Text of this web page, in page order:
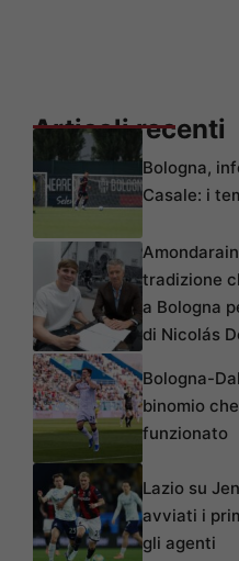
Articoli recenti
Bologna,
Casale: i
tradizione
a Bologna
di Nicolás
Bologna-
binomio
funzionato
Lazio su
avviati i
gli agenti